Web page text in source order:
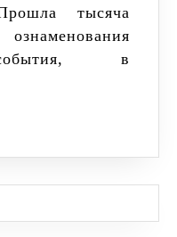
тысяча
события, в